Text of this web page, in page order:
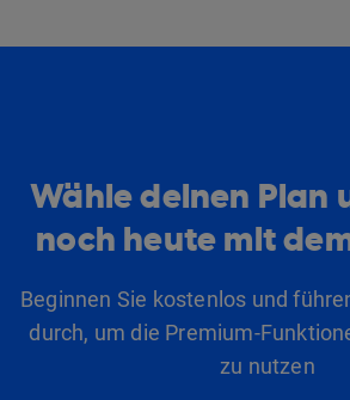
Wähle deinen Plan
noch heute mit
Beginnen Sie kostenlos und
durch, um die Premium-
zu nutzen